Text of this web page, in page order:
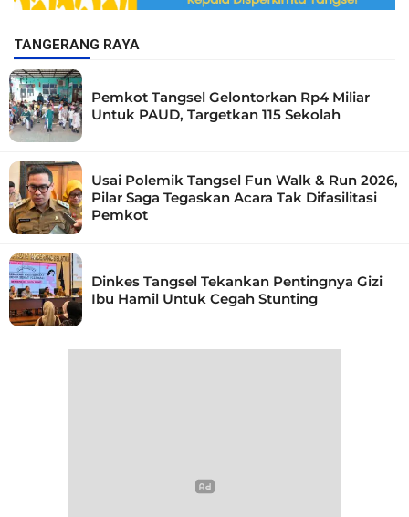
TANGERANG RAYA
Pemkot Tangsel Gelontorkan Rp4 Miliar
Untuk PAUD, Targetkan 115 Sekolah
Usai Polemik Tangsel Fun Walk & Run 2026,
Pilar Saga Tegaskan Acara Tak Difasilitasi
Pemkot
Dinkes Tangsel Tekankan Pentingnya Gizi
Ibu Hamil Untuk Cegah Stunting